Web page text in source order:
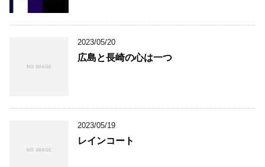
2023/05/20
広島と長崎の心は一つ
2023/05/19
レインコート